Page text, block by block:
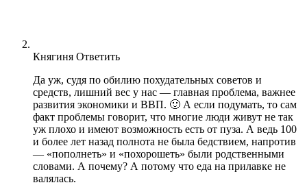
Княгиня Ответить
Да уж, судя по обилию похудательных советов и
средств, лишний вес у нас — главная проблема, важнее
развития экономики и ВВП. 🙂 А если подумать, то сам
факт проблемы говорит, что многие люди живут не так
уж плохо и имеют возможность есть от пуза. А ведь 100
и более лет назад полнота не была бедствием, напротив
— «пополнеть» и «похорошеть» были родственными
словами. А почему? А потому что еда на прилавке не
валялась.